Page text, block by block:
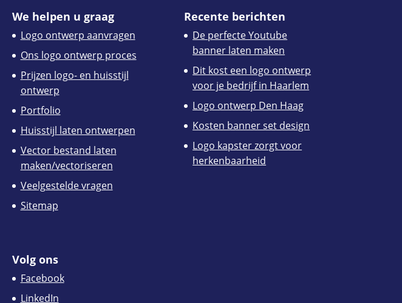
We helpen u graag
Logo ontwerp aanvragen
Ons logo ontwerp proces
Prijzen logo- en huisstijl
ontwerp
Portfolio
Huisstijl laten ontwerpen
Vector bestand laten
maken/vectoriseren
Veelgestelde vragen
Sitemap
Volg ons
Facebook
LinkedIn
Recente berichten
De perfecte Youtube
banner laten maken
Dit kost een logo ontwerp
voor je bedrijf in Haarlem
Logo ontwerp Den Haag
Kosten banner set design
Logo kapster zorgt voor
herkenbaarheid